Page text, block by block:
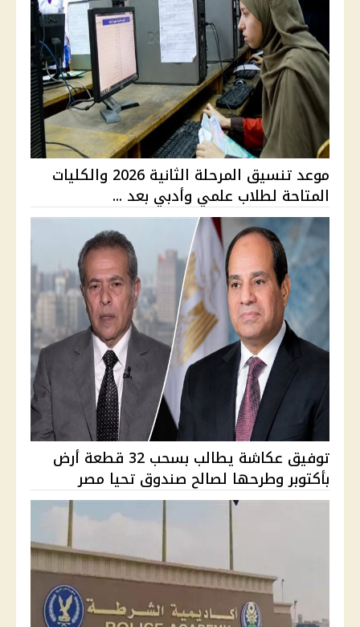
موعد تنسيق المرحلة الثانية 2026 والكليات
المتاحة لطلاب علمي وأدبي بعد ...
توفيق عكاشة يطالب بسحب 32 قطعة أرض
بأكتوبر وطرحها لصالح صندوق تحيا مصر